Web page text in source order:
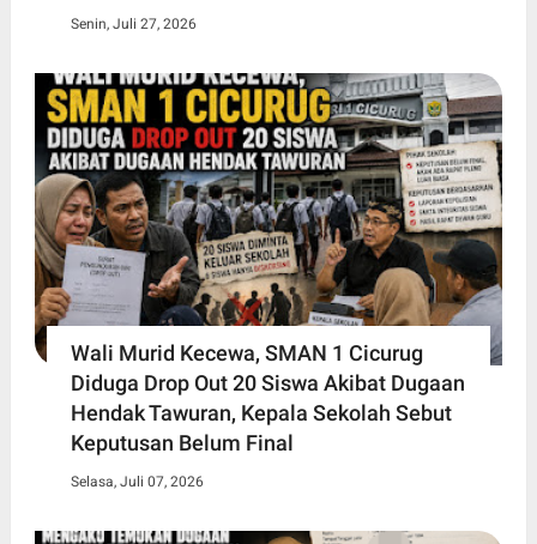
Senin, Juli 27, 2026
Wali Murid Kecewa, SMAN 1 Cicurug
Diduga Drop Out 20 Siswa Akibat Dugaan
Hendak Tawuran, Kepala Sekolah Sebut
Keputusan Belum Final
Selasa, Juli 07, 2026